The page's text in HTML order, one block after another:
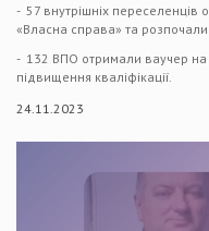
- 57 внутрішніх переселенців
«Власна справа» та розпочали
- 132 ВПО отримали ваучер на
підвищення кваліфікації.
24.11.2023